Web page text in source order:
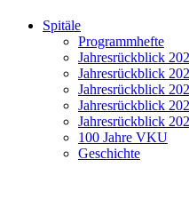
Spitäle
Programmhefte
Jahresrückblick
Jahresrückblick
Jahresrückblick
Jahresrückblick
Jahresrückblick
100 Jahre VKU
Geschichte